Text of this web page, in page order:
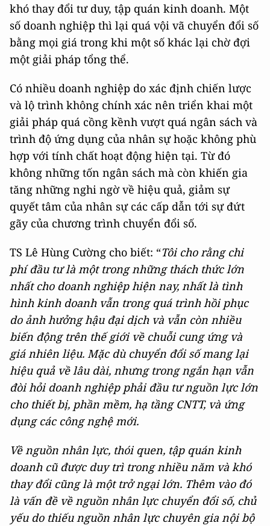
khó thay đổi tư duy, tập quán kinh doanh. Một
số doanh nghiệp thì lại quá vội vã chuyển đổi số
bằng mọi giá trong khi một số khác lại chờ đợi
một giải pháp tổng thể.
Có nhiều doanh nghiệp do xác định chiến lược
và lộ trình không chính xác nên triển khai một
giải pháp quá cồng kềnh vượt quá ngân sách và
trình độ ứng dụng của nhân sự hoặc không phù
hợp với tính chất hoạt động hiện tại. Từ đó
không những tốn ngân sách mà còn khiến gia
tăng những nghi ngờ về hiệu quả, giảm sự
quyết tâm của nhân sự các cấp dẫn tới sự đứt
gãy của chương trình chuyển đổi số.
TS Lê Hùng Cường cho biết: “Tôi cho rằng chi
phí đầu tư là một trong những thách thức lớn
nhất cho doanh nghiệp hiện nay, nhất là tình
hình kinh doanh vẫn trong quá trình hồi phục
do ảnh hưởng hậu đại dịch và vẫn còn nhiều
biến động trên thế giới về chuỗi cung ứng và
giá nhiên liệu. Mặc dù chuyển đổi số mang lại
hiệu quả về lâu dài, nhưng trong ngắn hạn vẫn
đòi hỏi doanh nghiệp phải đầu tư nguồn lực lớn
cho thiết bị, phần mềm, hạ tầng CNTT, và ứng
dụng các công nghệ mới.
Về nguồn nhân lực, thói quen, tập quán kinh
doanh cũ được duy trì trong nhiều năm và khó
thay đổi cũng là một trở ngại lớn. Thêm vào đó
là vấn đề về nguồn nhân lực chuyển đổi số, chủ
yếu do thiếu nguồn nhân lực chuyên gia nội bộ